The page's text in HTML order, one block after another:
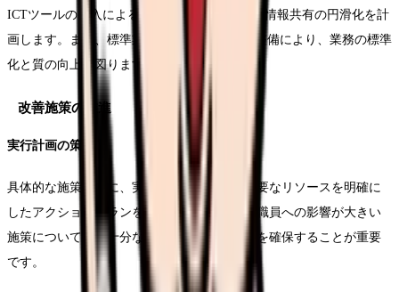
ICTツールの導入による記録業務の効率化や、情報共有の円滑化を計
画します。また、標準業務手順書（SOP）の整備により、業務の標準
化と質の向上を図ります。
改善施策の推進
実行計画の策定
具体的な施策ごとに、実施時期、担当者、必要なリソースを明確に
したアクションプランを作成します。特に、職員への影響が大きい
施策については、十分な準備期間と教育時間を確保することが重要
です。